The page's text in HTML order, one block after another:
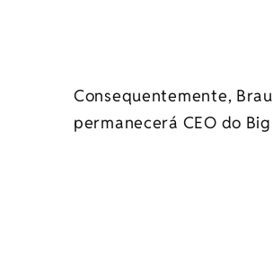
Consequentemente,
permanecerá CEO do